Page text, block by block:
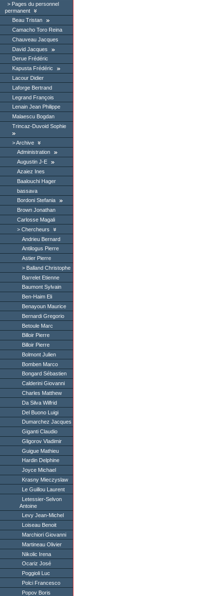
Pages du personnel
permanent
Beau Tristan
Camacho Toro Reina
Chauveau Jacques
David Jacques
Derue Frédéric
Kapusta Frédéric
Lacour Didier
Laforge Bertrand
Legrand François
Lenain Jean Philippe
Malaescu Bogdan
Trincaz-Duvoid Sophie
Archive
Administration
Augustin J-E
Azaiez Ines
Baalouchi Hager
bassava
Bordoni Stefania
Brown Jonathan
Carlosse Magali
Chercheurs
Andrieu Bernard
Antilogus Pierre
Astier Pierre
Balland Christophe
Barrelet Etienne
Baumont Sylvain
Ben-Haim Eli
Benayoun Maurice
Bernardi Gregorio
Betoule Marc
Billoir Pierre
Billoir Pierre
Bolmont Julien
Bomben Marco
Bongard Sébastien
Calderini Giovanni
Charles Matthew
Da Silva Wilfrid
Del Buono Luigi
Dumarchez Jacques
Giganti Claudio
Gligorov Vladimir
Guigue Mathieu
Hardin Delphine
Joyce Michael
Krasny Mieczyslaw
Le Guillou Laurent
Letessier-Selvon
Antoine
Levy Jean-Michel
Loiseau Benoit
Marchiori Giovanni
Martineau Olivier
Nikolic Irena
Ocariz José
Poggioli Luc
Polci Francesco
Popov Boris